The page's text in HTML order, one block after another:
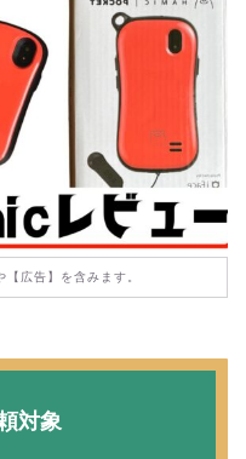
広告】を含みます。
対象